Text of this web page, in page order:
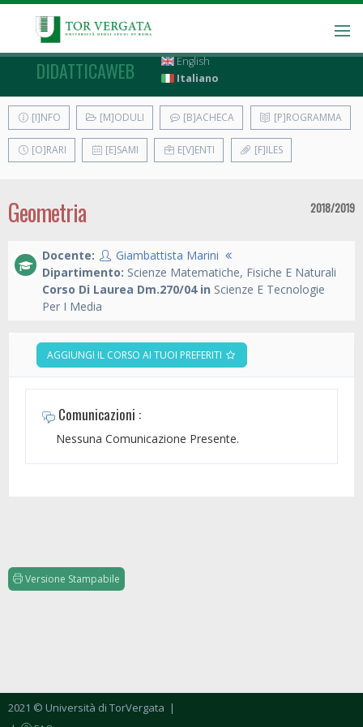
DIDATTICAWEB
English
Italiano
[I]NFO [M]ODULI [B]ACHECA [P]ROGRAMMA
[O]RARI [E]SAMI E[V]ENTI [F]ILES
Geometria 2018/2019
Docente:
Giambattista Marini
Dipartimento: Scienze Matematiche, Fisiche E Naturali
Corso Di Laurea Dm.270/04 in Scienze E Tecnologie
Per I Media
AGGIUNGI IL CORSO AI TUOI PREFERITI
Comunicazioni :
Nessuna Comunicazione Presente.
Versione Stampabile
2021 © Università di TorVergata |